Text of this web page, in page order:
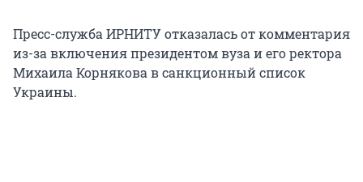
Пресс-служба ИРНИТУ отказалась от комментария
из-за включения президентом вуза и его ректора
Михаила Корнякова в санкционный список
Украины.